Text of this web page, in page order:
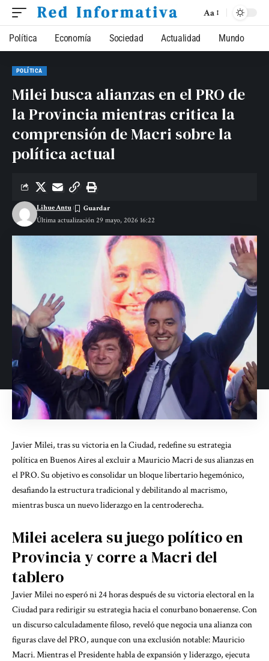
Aa
Política Economía Sociedad Actualidad Mundo
POLÍTICA
Milei busca alianzas en el PRO de
la Provincia mientras critica la
comprensión de Macri sobre la
política actual
Última actualización 29 mayo, 2026 16:22
Lihue Antu
Javier Milei, tras su victoria en la Ciudad, redefine su estrategia
política en Buenos Aires al excluir a Mauricio Macri de sus alianzas en
el PRO. Su objetivo es consolidar un bloque libertario hegemónico,
desafiando la estructura tradicional y debilitando al macrismo,
mientras busca un nuevo liderazgo en la centroderecha.
Milei acelera su juego político en
Provincia y corre a Macri del
tablero
Javier Milei no esperó ni 24 horas después de su victoria electoral en la
Ciudad para redirigir su estrategia hacia el conurbano bonaerense. Con
un discurso calculadamente filoso, reveló que negocia una alianza con
figuras clave del PRO, aunque con una exclusión notable: Mauricio
Macri. Mientras el Presidente habla de expansión y liderazgo, ejecuta